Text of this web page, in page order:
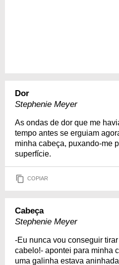
Dor
Stephenie Meyer
As ondas de dor que me
tempo antes se erguiam
minha cabeça, puxando-me
superfície.
COPIAR
Cabeça
Stephenie Meyer
-Eu nunca vou conseguir
cabelo!- apontei para minha
uma galinha estava